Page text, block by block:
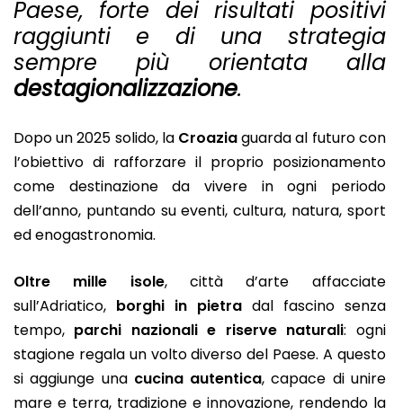
Paese, forte dei risultati positivi
raggiunti e di una strategia
sempre più orientata alla
destagionalizzazione.
Dopo un 2025 solido, la Croaziaguarda al futuro con
l’obiettivo di rafforzare il proprio posizionamento
come destinazione da vivere in ogni periodo
dell’anno, puntando su eventi, cultura, natura, sport
ed enogastronomia.
Oltre mille isole, città d’arte affacciate
sull’Adriatico, borghi in pietradal fascino senza
tempo, parchi nazionali e riserve naturali: ogni
stagione regala un volto diverso del Paese. A questo
si aggiunge una cucina autentica, capace di unire
mare e terra, tradizione e innovazione, rendendo la